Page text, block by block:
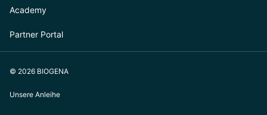
Academy
Partner Portal
© 2026 BIOGENA
Unsere Anleihe